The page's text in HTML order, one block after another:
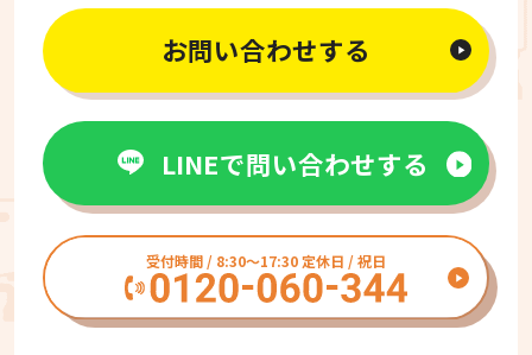
お問い合わせする
LINEで問い合わせする
受付時間 / 8:30〜17:30 定休日 / 祝日